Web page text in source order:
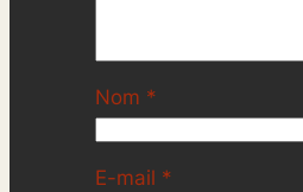
Nom *
E-mail *